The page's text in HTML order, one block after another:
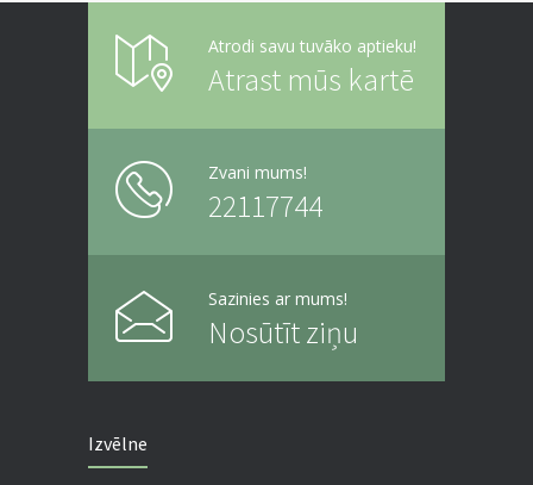
Atrodi savu tuvāko aptieku!
Atrast mūs kartē
Zvani mums!
22117744
Sazinies ar mums!
Nosūtīt ziņu
Izvēlne